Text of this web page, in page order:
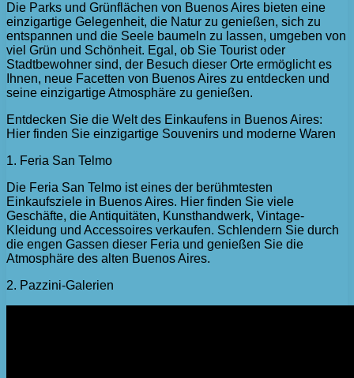
Die Parks und Grünflächen von Buenos Aires bieten eine
einzigartige Gelegenheit, die Natur zu genießen, sich zu
entspannen und die Seele baumeln zu lassen, umgeben von
viel Grün und Schönheit. Egal, ob Sie Tourist oder
Stadtbewohner sind, der Besuch dieser Orte ermöglicht es
Ihnen, neue Facetten von Buenos Aires zu entdecken und
seine einzigartige Atmosphäre zu genießen.
Entdecken Sie die Welt des Einkaufens in Buenos Aires:
Hier finden Sie einzigartige Souvenirs und moderne Waren
1. Feria San Telmo
Die Feria San Telmo ist eines der berühmtesten
Einkaufsziele in Buenos Aires. Hier finden Sie viele
Geschäfte, die Antiquitäten, Kunsthandwerk, Vintage-
Kleidung und Accessoires verkaufen. Schlendern Sie durch
die engen Gassen dieser Feria und genießen Sie die
Atmosphäre des alten Buenos Aires.
2. Pazzini-Galerien